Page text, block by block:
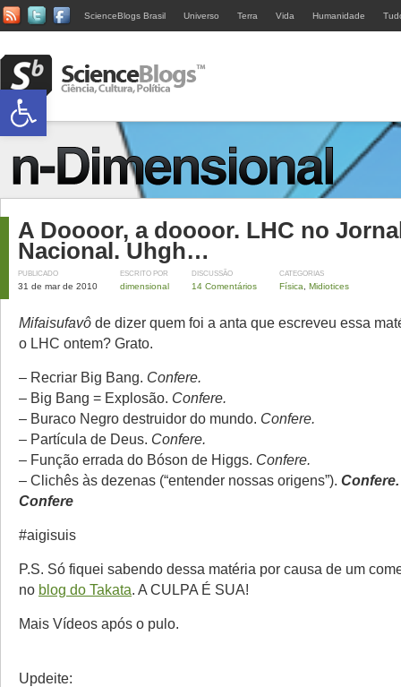
ScienceBlogs Brasil Universo Terra Vida Humanidade
A Doooor, a doooor. LHC no
Nacional. Uhgh…
PUBLICADO
31 de mar de 2010
ESCRITO POR
dimensional
DISCUSSÃO
14 Comentários
CATEGORIAS
Física Midiotices
Mifaisufavô de dizer quem foi a anta que escreveu essa
o LHC ontem? Grato.
– Recriar Big Bang. Confere.
– Big Bang = Explosão. Confere.
– Buraco Negro destruidor do mundo. Confere.
– Partícula de Deus. Confere.
– Função errada do Bóson de Higgs. Confere.
– Clichês às dezenas (“entender nossas origens”).
Confere
#aigisuis
P.S. Só fiquei sabendo dessa matéria por causa de um
no blog do Takata. A CULPA É SUA!
Mais Vídeos após o pulo.
Updeite:
Abrir a barra de ferramentas